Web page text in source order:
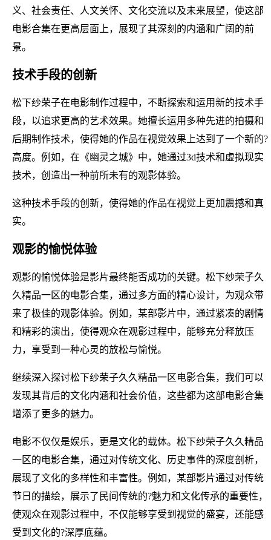
义、社会责任、人文关怀、文化交流以及未来展望，使这部
电影合集在更高层面上，展现了其深刻的内涵和广阔的前
景。
技术手段的创新
松下纱荣子在电影制作过程中，不断探索和运用新的技术手
段，以追求更高的艺术效果。她擅长运用多种先进的拍摄和
后期制作技术，使得她的作品在视觉效果上达到了一个新的?
高度。例如，在《幽灵之城》中，她通过3d技术和虚拟现实
技术，创造出一种前所未有的观影体验。
这种技术手段的创新，使得她的作品在视觉上更加震撼和真
实。
观影的愉悦体验
观影的愉悦体验是影片最终能否成功的关键。松下纱荣子久
久精品一区的电影合集，通过多方面的精心设计，为观众带
来了极佳的观影体验。例如，某部影片中，通过紧凑的剧情
和精彩的演出，使得观众在观影过程中，能够充分释放压
力，享受到一种心灵的放松与愉悦。
继续深入探讨松下纱荣子久久精品一区电影合集，我们可以
发现其背后的文化内涵和社会价值，这些都为这部电影合集
增添了更多的魅力。
电影不仅仅是娱乐，更是文化的载体。松下纱荣子久久精品
一区的电影合集，通过对传统文化、历史事件的深度剖析，
展现了文化的多样性和丰富性。例如，某部影片通过对传统
节日的描绘，展示了民间传统的?魅力和文化传承的重要性，
使观众在观影过程中，不仅能够享受到视觉的盛宴，还能感
受到文化的?深厚底蕴。